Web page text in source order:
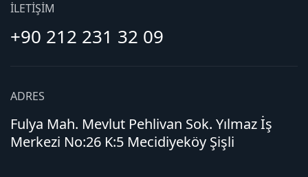
İLETIŞIM
+90 212 231 32 09
ADRES
Fulya Mah. Mevlut Pehlivan Sok. Yılmaz İş
Merkezi No:26 K:5 Mecidiyeköy Şişli